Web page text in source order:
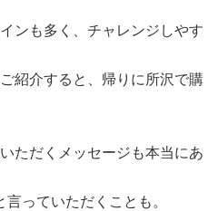
ンも多く、チャレンジしやす
紹介すると、帰りに所沢で購
ただくメッセージも本当にあ
言っていただくことも。